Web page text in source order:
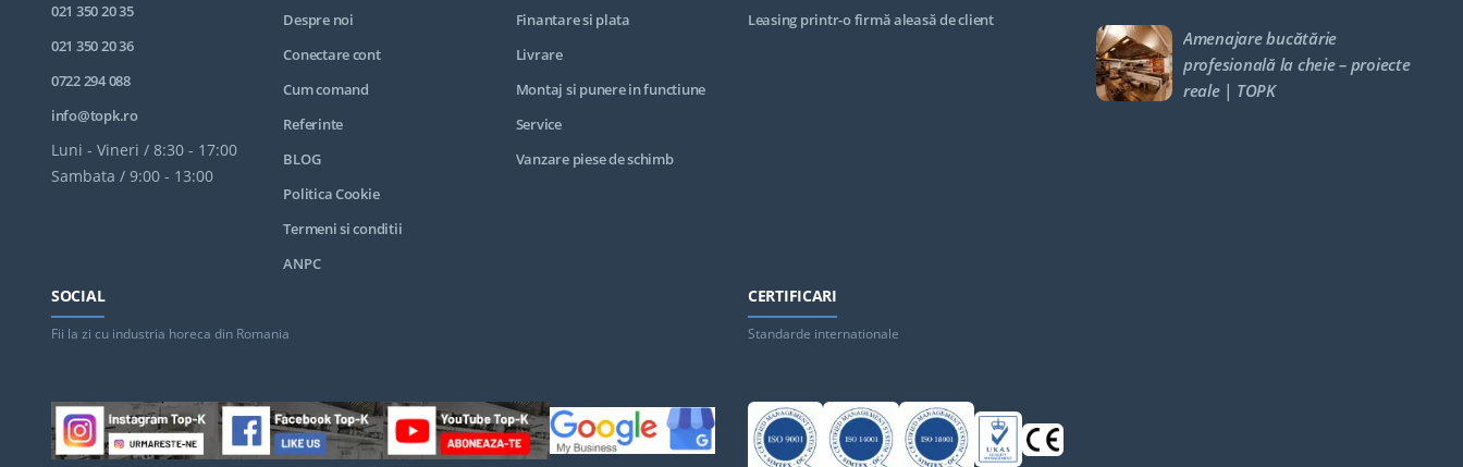
021 350 20 35
021 350 20 36
0722 294 088
info@topk.ro
Luni - Vineri / 8:30 - 17:00
Sambata / 9:00 - 13:00
Despre noi
Conectare cont
Cum comand
Referinte
BLOG
Politica Cookie
Termeni si conditii
ANPC
Finantare si plata
Livrare
Montaj si punere in functiune
Service
Vanzare piese de schimb
Leasing printr-o firmă aleasă de client
Amenajare bucătărie
profesională la cheie – proiecte
reale | TOPK
SOCIAL
Fii la zi cu industria horeca din Romania
CERTIFICARI
Standarde internationale